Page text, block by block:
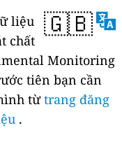
🇬🇧
liệu
chất
Monitoring
tiên bạn cần
từtrang đăng
.